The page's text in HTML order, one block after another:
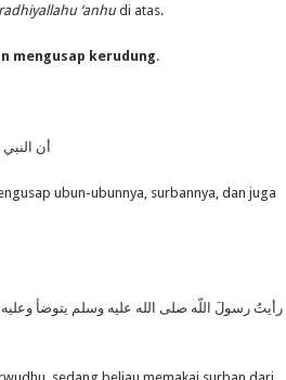
radhiyallahu ‘anhudi atas.
mengusap kerudung.
أن
ubun-ubunnya, surbannya, dan juga
رأيتُ رسولَ اللّه صلى الله عليه وسلم يتوضأ